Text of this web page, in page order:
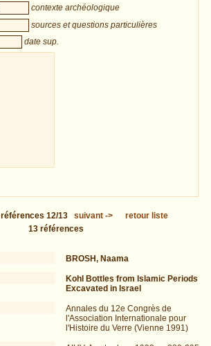
contexte archéologique
sources et questions particulières
date sup.
références 12/13 suivant->
retour liste
13 références
BROSH, Naama
Kohl Bottles from Islamic Periods
Excavated in Israel
Annales du 12e Congrès de
l'Association Internationale pour
l'Histoire du Verre (Vienne 1991)